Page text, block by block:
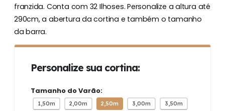
franzida. Conta com 32 Ilhoses. Personalize a altura até
290cm, a abertura da cortina e também o tamanho
da barra.
Personalize sua cortina:
Tamanho do Varão:
1,50m 2,00m 2,50m 3,00m 3,50m